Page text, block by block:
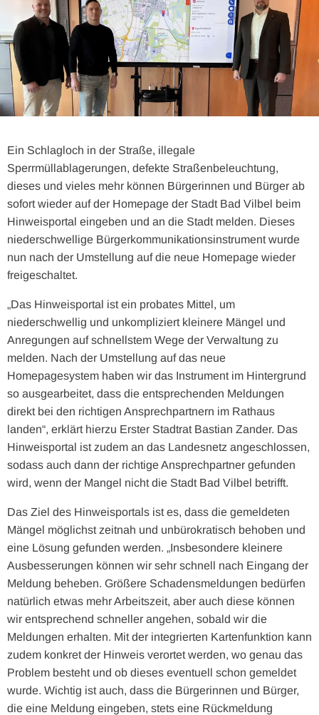
Ein Schlagloch in der Straße, illegale
Sperrmüllablagerungen, defekte Straßenbeleuchtung,
dieses und vieles mehr können Bürgerinnen und Bürger ab
sofort wieder auf der Homepage der Stadt Bad Vilbel beim
Hinweisportal eingeben und an die Stadt melden. Dieses
niederschwellige Bürgerkommunikationsinstrument wurde
nun nach der Umstellung auf die neue Homepage wieder
freigeschaltet.
„Das Hinweisportal ist ein probates Mittel, um
niederschwellig und unkompliziert kleinere Mängel und
Anregungen auf schnellstem Wege der Verwaltung zu
melden. Nach der Umstellung auf das neue
Homepagesystem haben wir das Instrument im Hintergrund
so ausgearbeitet, dass die entsprechenden Meldungen
direkt bei den richtigen Ansprechpartnern im Rathaus
landen“, erklärt hierzu Erster Stadtrat Bastian Zander. Das
Hinweisportal ist zudem an das Landesnetz angeschlossen,
sodass auch dann der richtige Ansprechpartner gefunden
wird, wenn der Mangel nicht die Stadt Bad Vilbel betrifft.
Das Ziel des Hinweisportals ist es, dass die gemeldeten
Mängel möglichst zeitnah und unbürokratisch behoben und
eine Lösung gefunden werden. „Insbesondere kleinere
Ausbesserungen können wir sehr schnell nach Eingang der
Meldung beheben. Größere Schadensmeldungen bedürfen
natürlich etwas mehr Arbeitszeit, aber auch diese können
wir entsprechend schneller angehen, sobald wir die
Meldungen erhalten. Mit der integrierten Kartenfunktion kann
zudem konkret der Hinweis verortet werden, wo genau das
Problem besteht und ob dieses eventuell schon gemeldet
wurde. Wichtig ist auch, dass die Bürgerinnen und Bürger,
die eine Meldung eingeben, stets eine Rückmeldung